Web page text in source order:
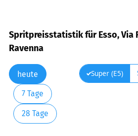
Spritpreisstatistik für Esso, Via
Ravenna
heute
7 Tage
28 Tage
Super (E5)